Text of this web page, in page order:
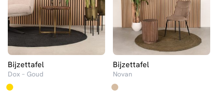
Bijzettafel
Dox – Goud
Bijzettafel
Novan